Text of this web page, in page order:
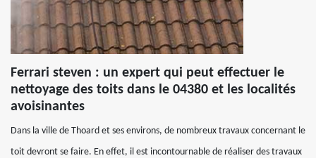
Ferrari steven : un expert qui peut effectuer le
nettoyage des toits dans le 04380 et les localités
avoisinantes
Dans la ville de Thoard et ses environs, de nombreux travaux concernant le
toit devront se faire. En effet, il est incontournable de réaliser des travaux